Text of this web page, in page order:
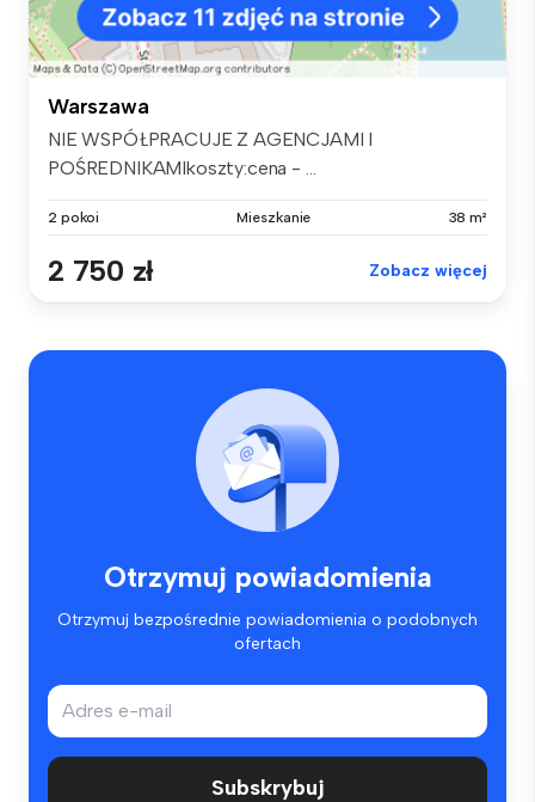
Warszawa
NIE WSPÓŁPRACUJE Z AGENCJAMI I
POŚREDNIKAMIkoszty:cena - ...
2 pokoi Mieszkanie 38 m²
2 750 zł Zobacz więcej
Otrzymuj powiadomienia
Otrzymuj bezpośrednie powiadomienia o podobnych
ofertach
Subskrybuj